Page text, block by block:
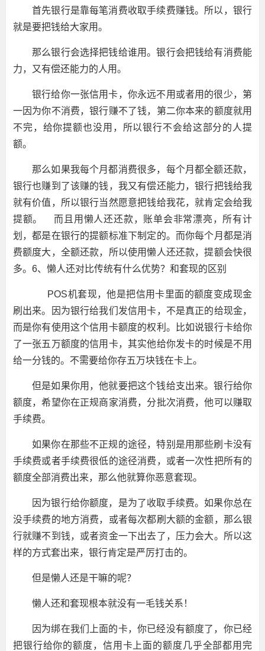
首先银行是靠每笔消费收取手续费赚钱。所以，银行
就是要把钱给大家用。
那么银行会选择把钱给谁用。银行会把钱给有消费能
力，又有偿还能力的人用。
银行给你一张信用卡，你永远不用或者用的很少，第
一因为你不消费，银行赚不了钱，第二你本来的额度就用
不完，给你提额也没用，所以银行不会给这部分的人提
额。
那么如果我每个月都消费很多，每个月都全额还款，
银行也赚到了该赚的钱，我又有偿还能力，银行把钱给我
就有价值，所以银行当然愿意把钱给我花，就肯定会给我
提额。 而且用懒人还还款，账单会非常漂亮，所有计
划，都是在银行的提额标准下制定的。而你每个月都是消
费额度大，全额还款，所以使用懒人还还款，提额会快很
多。6、懒人还对比传统有什么优势？和套现的区别
POS机套现，他是把信用卡里面的额度变成现金
刷出来。因为银行给我们发信用卡，不是真正的给现金，
而是你有使用这个信用卡额度的权利。比如说银行卡给你
了一张五万额度的信用卡，其实他给你发卡的时候是不用
给一分钱的。不需要给你存五万块钱在卡上。
但是如果你用，他就要把这个钱给支出来。银行给你
额度，希望你在正规商家消费，分批次消费，他可以赚取
手续费。
如果你在那些不正规的途径，特别是用那些刷卡没有
手续费或者手续费很低的途径消费，或者一次性把所有的
额度全部消费出来，那么他就算你恶意套现。
因为银行给你额度，是为了收取手续费。如果你总在
没手续费的地方消费，或者每次都刷大额的金额，那么银
行就赚不到钱，或者资金一下出去了，压力会大。所以这
样的方式套出来，银行肯定是严厉打击的。
但是懒人还是干嘛的呢？
懒人还和套现根本就没有一毛钱关系！
因为绑在我们上面的卡，你已经没有额度了，你已经
把银行给你的额度，信用卡上面的额度几乎全部都用完